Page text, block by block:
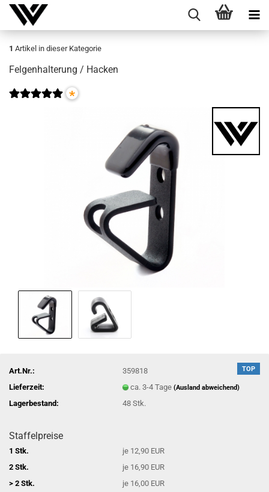
1 Artikel in dieser Kategorie
Fel­gen­hal­te­rung / Ha­cken
*
TOP
Art.Nr.:
359818
Lieferzeit:
ca. 3-4 Tage(Ausland abweichend)
Lagerbestand: 48Stk.
Staffelpreise
1 Stk.
je 12,90 EUR
2 Stk.
je 16,90 EUR
> 2 Stk.
je 16,00 EUR